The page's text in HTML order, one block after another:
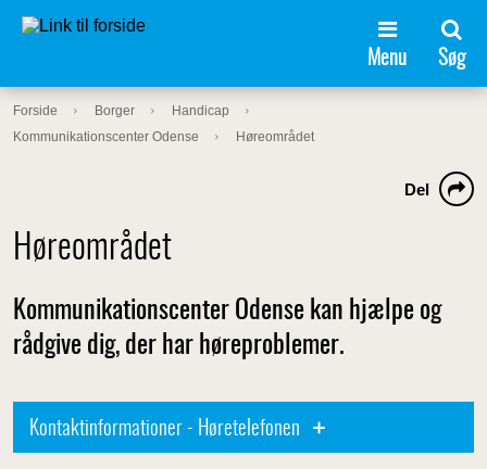
Menu Søg
Forside Borger
Handicap
Kommunikationscenter Odense
Høreområdet
Høreområdet
Del
Kommunikationscenter Odense kan hjælpe og
rådgive dig, der har høreproblemer.
Kontaktinformationer - Høretelefonen